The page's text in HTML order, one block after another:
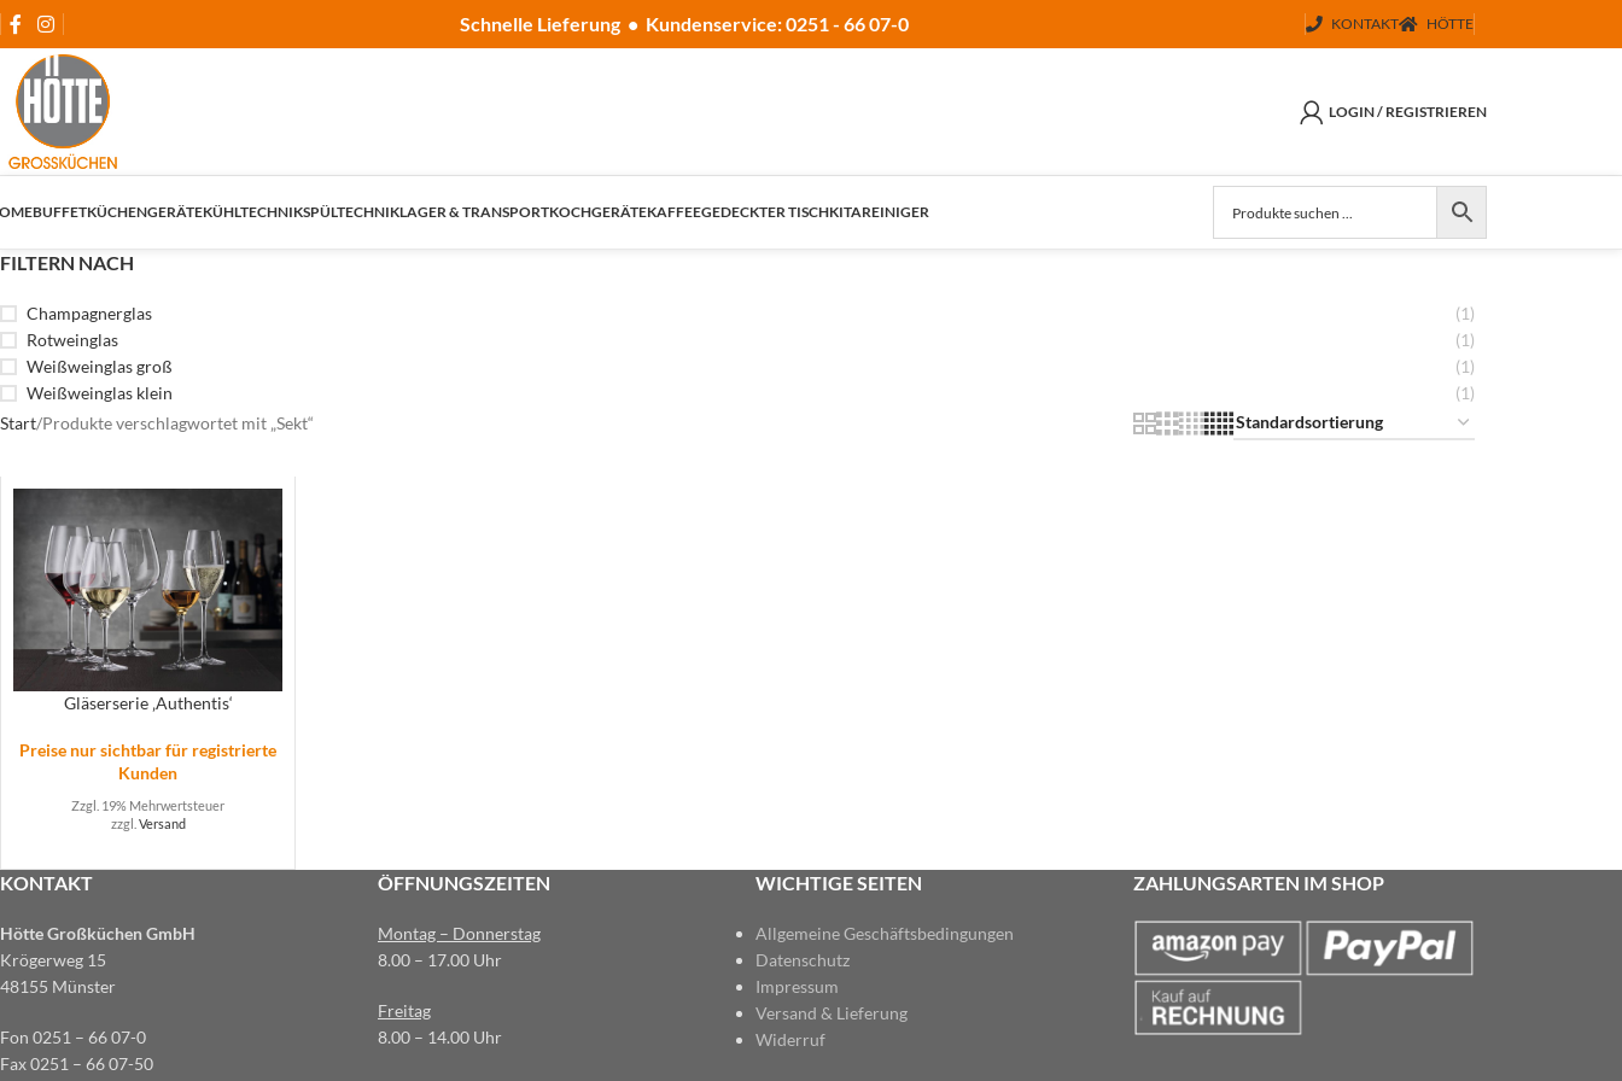
Schnelle Lieferung • Kundenservice: 0251 - 66 07-0 KONTAKT HÖTTE
LOGIN / REGISTRIEREN
BUFFETKÜCHENGERÄTEKÜHLTECHNIKSPÜLTECHNIKLAGER & TRANSPORTKOCHGERÄTEKAFFEEGEDECKTER TISCHKITAREINIGER
FILTERN NACH
Champagnerglas
(1)
Rotweinglas
(1)
Weißweinglas groß
(1)
Weißweinglas klein
(1)
Start Produkte verschlagwortet mit „Sekt“
Gläserserie ‚Authentis‘
Preise nur sichtbar für registrierte
Kunden
Zzgl. 19% Mehrwertsteuer
zzgl. Versand
KONTAKT
Hötte Großküchen GmbH
Krögerweg 15
48155 Münster
Fon 0251 – 66 07-0
Fax 0251 – 66 07-50
ÖFFNUNGSZEITEN
Montag – Donnerstag
8.00 – 17.00 Uhr
Freitag
8.00 – 14.00 Uhr
WICHTIGE SEITEN
Allgemeine Geschäftsbedingungen
Datenschutz
Impressum
Versand & Lieferung
Widerruf
ZAHLUNGSARTEN IM SHOP